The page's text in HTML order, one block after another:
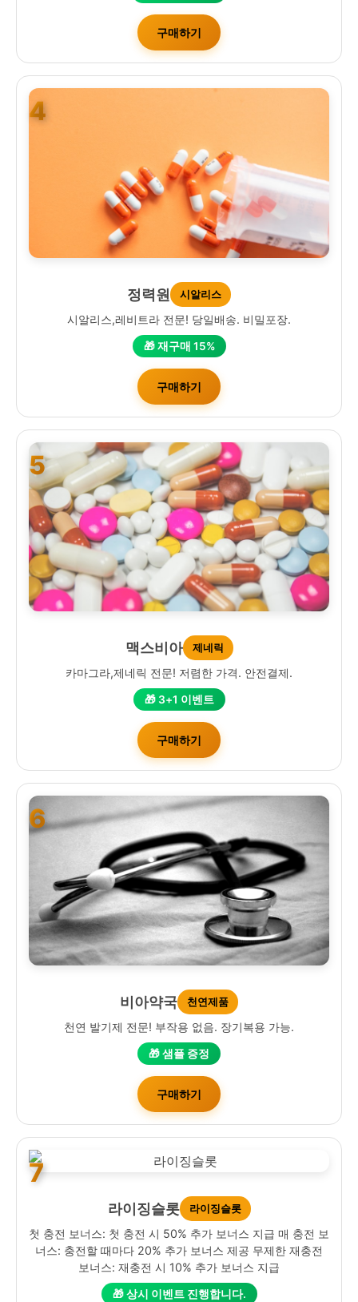
구매하기
4
정력원 시알리스
시알리스,레비트라 전문! 당일배송. 비밀포장.
🎁 재구매 15%
구매하기
5
맥스비아 제네릭
카마그라,제네릭 전문! 저렴한 가격. 안전결제.
🎁 3+1 이벤트
구매하기
6
비아약국 천연제품
천연 발기제 전문! 부작용 없음. 장기복용 가능.
🎁 샘플 증정
구매하기
7
라이징슬롯 라이징슬롯
첫 충전 보너스: 첫 충전 시 50% 추가 보너스 지급 매 충전 보
너스: 충전할 때마다 20% 추가 보너스 제공 무제한 재충전
보너스: 재충전 시 10% 추가 보너스 지급
🎁 상시 이벤트 진행합니다.